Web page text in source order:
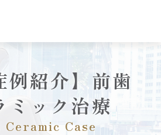
例紹介】前歯
ミック治療
Case